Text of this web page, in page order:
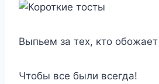
Выпьем за тех, кто
Чтобы все были всегда!